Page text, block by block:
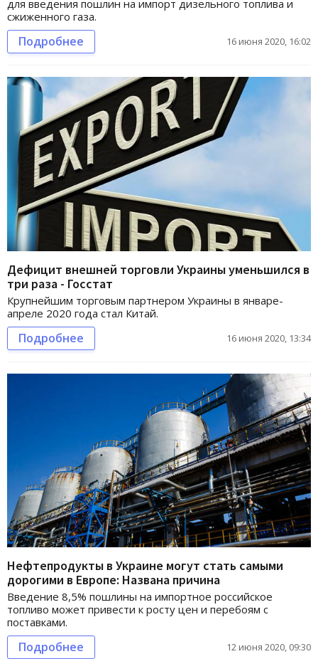
для введения пошлин на импорт дизельного топлива и
сжиженного газа.
Подробнее 16 июня 2020, 16:02
Дефицит внешней торговли Украины уменьшился в
три раза - Госстат
Крупнейшим торговым партнером Украины в январе-
апреле 2020 года стал Китай.
Подробнее 16 июня 2020, 13:34
Нефтепродукты в Украине могут стать самыми
дорогими в Европе: Названа причина
Введение 8,5% пошлины на импортное российское
топливо может привести к росту цен и перебоям с
поставками.
Подробнее 12 июня 2020, 09:30